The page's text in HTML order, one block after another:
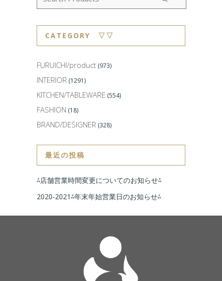
CATEGORY ▽▽
FURUICHI/product (973)
INTERIOR (1291)
KITCHEN/TABLEWARE (554)
FASHION (18)
BRAND/DESIGNER (328)
最近の投稿
⁂店舗営業時間変更についてのお知らせ⁂
2020-2021⁂年末年始営業日のお知らせ⁂